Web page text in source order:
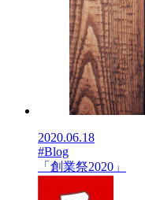
2020.06.18
#Blog
「創業祭2020」